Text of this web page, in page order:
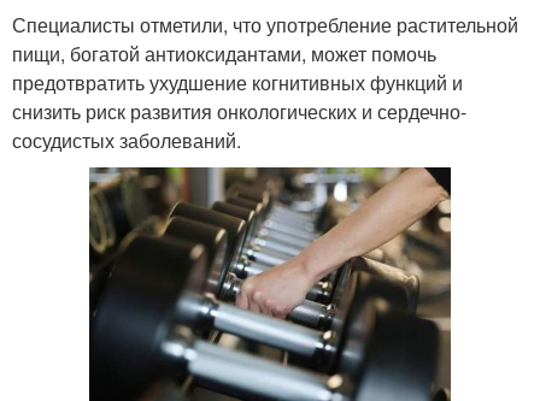
Специалисты отметили, что употребление растительной
пищи, богатой антиоксидантами, может помочь
предотвратить ухудшение когнитивных функций и
снизить риск развития онкологических и сердечно-
сосудистых заболеваний.